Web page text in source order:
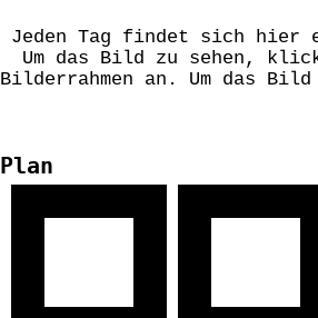
Jeden Tag findet sich hier
Um das Bild zu sehen,
Bilderrahmen an. Um das
Plan